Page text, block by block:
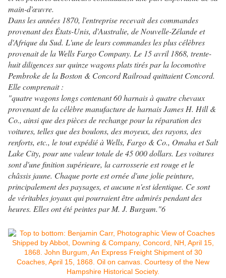
main-d'œuvre.
Dans les années 1870, l'entreprise recevait des commandes
provenant des États-Unis, d'Australie, de Nouvelle-Zélande et
d'Afrique du Sud. L'une de leurs commandes les plus célèbres
provenait de la Wells Fargo Company. Le 15 avril 1868, trente-
huit diligences sur quinze wagons plats tirés par la locomotive
Pembroke de la Boston & Concord Railroad quittaient Concord.
Elle comprenait :
"quatre wagons longs contenant 60 harnais à quatre chevaux
provenant de la célèbre manufacture de harnais James H. Hill &
Co., ainsi que des pièces de rechange pour la réparation des
voitures, telles que des boulons, des moyeux, des rayons, des
renforts, etc., le tout expédié à Wells, Fargo & Co., Omaha et Salt
Lake City, pour une valeur totale de 45 000 dollars. Les voitures
sont d'une finition supérieure, la carrosserie est rouge et le
châssis jaune. Chaque porte est ornée d'une jolie peinture,
principalement des paysages, et aucune n'est identique. Ce sont
de véritables joyaux qui pourraient être admirés pendant des
heures. Elles ont été peintes par M. J. Burgum."6